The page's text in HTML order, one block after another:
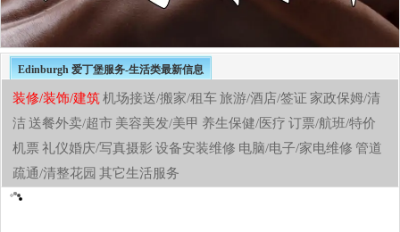
Edinburgh 爱丁堡服务-生活类最新信息
装修/装饰/建筑机场接送/搬家/租车 旅游/酒店/签证 家政保姆/清
洁送餐外卖/超市 美容美发/美甲 养生保健/医疗 订票/航班/特价
机票 礼仪婚庆/写真摄影 设备安装维修 电脑/电子/家电维修 管道
疏通/清整花园 其它生活服务